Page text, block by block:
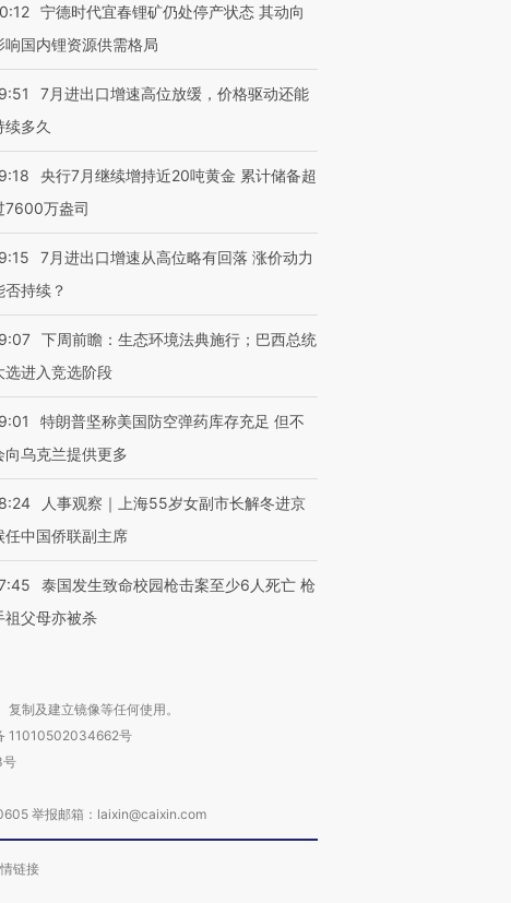
宁德时代宜春锂矿仍处停产状态 其动向
响国内锂资源供需格局
7月进出口增速高位放缓，价格驱动还能
续多久
央行7月继续增持近20吨黄金 累计储备超
7600万盎司
7月进出口增速从高位略有回落 涨价动力
否持续？
下周前瞻：生态环境法典施行；巴西总统
选进入竞选阶段
特朗普坚称美国防空弹药库存充足 但不
向乌克兰提供更多
人事观察｜上海55岁女副市长解冬进京
任中国侨联副主席
泰国发生致命校园枪击案至少6人死亡 枪
祖父母亦被杀
制及建立镜像等任何使用。
11010502034662号
举报邮箱：laixin@caixin.com
链接